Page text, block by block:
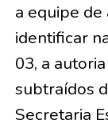
a equipe
identificar
03, a
subtraídos
Secretaria